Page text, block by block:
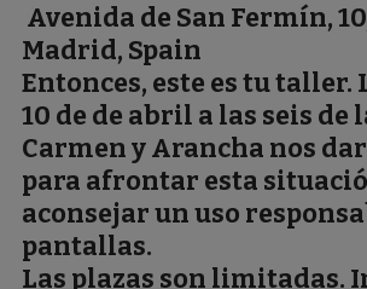
Avenida de San Fermín, 10
Madrid, Spain
Entonces, este es tu taller.
10 de de abril a las seis de
Carmen y Arancha nos
para afrontar esta
aconsejar un uso
pantallas.
Las plazas son limitadas.